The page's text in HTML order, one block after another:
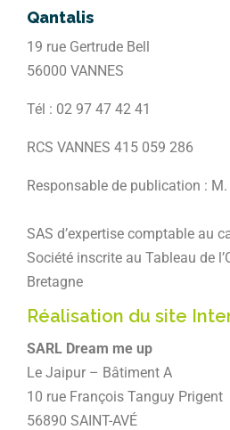
Qantalis
19 rue Gertrude Bell
56000 VANNES
Tél : 02 97 47 42 41
RCS VANNES 415 059 286
Responsable de publication : M.
SAS d’expertise comptable au
Société inscrite au Tableau de
Bretagne
Réalisation du site
SARL Dream me up
Le Jaipur – Bâtiment A
10 rue François Tanguy Prigent
56890 SAINT-AVÉ